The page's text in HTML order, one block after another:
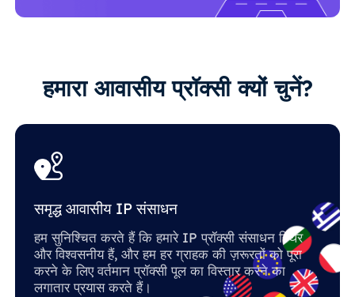
हमारा आवासीय प्रॉक्सी क्यों चुनें?
समृद्ध आवासीय IP संसाधन
हम सुनिश्चित करते हैं कि हमारे IP प्रॉक्सी संसाधन स्थिर
और विश्वसनीय हैं, और हम हर ग्राहक की ज़रूरतों को पूरा
करने के लिए वर्तमान प्रॉक्सी पूल का विस्तार करने का
लगातार प्रयास करते हैं।